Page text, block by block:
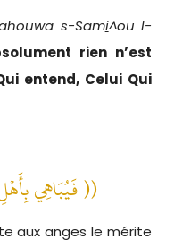
s-Sami^ou l-
rien n’est
entend, Celui Qui
(( فَيُبَاهِي بِأَهْلِ الْأَرْضِ أَهْلَ السَّمَاءِ ))
aux anges le mérite